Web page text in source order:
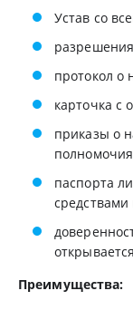
Устав со
протокол о
карточка с
приказы о
паспорта
Преимущества: